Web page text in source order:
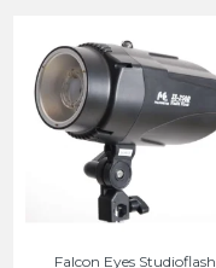
Falcon Eyes Studioflash